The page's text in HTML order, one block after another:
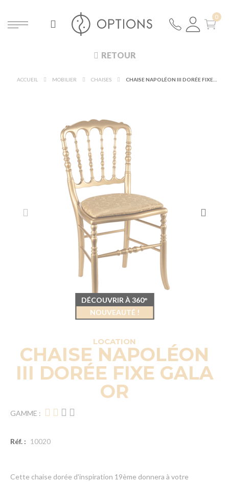
RETOUR
ACCUEIL MOBILIER CHAISES CHAISE NAPOLÉON III DORÉE FIXE GALA OR
LOCATION
CHAISE NAPOLÉON
III DORÉE FIXE GALA
OR
GAMME :
Réf. : 10020
Cette chaise dorée d'inspiration 19ème donnera à votre
DÉCOUVRIR À 360°
NOUVEAUTÉ !